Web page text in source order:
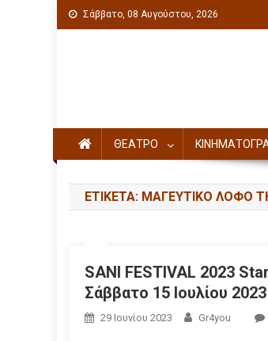
Σάββατο, 08 Αυγούστου, 2026
ΘΕΑΤΡΟ
ΕΤΙΚΈΤΑ: ΜΑΓΕΥΤΙΚΌ ΛΌΦΟ
SANI FESTIVAL 2023
Σάββατο 15 Ιουλίου 2023
29 Ιουνίου 2023 Gr4you